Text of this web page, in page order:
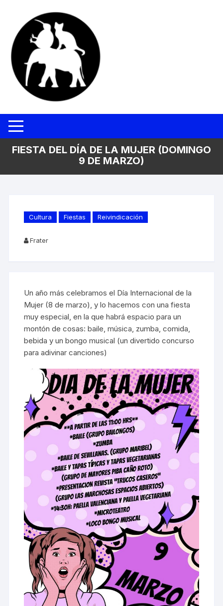
contenido
FIESTA DEL DÍA DE LA MUJER (DOMINGO
9 DE MARZO)
Cultura Fiestas Reivindicación
Frater
Un año más celebramos el Día Internacional de la
Mujer (8 de marzo), y lo hacemos con una fiesta
muy especial, en la que habrá espacio para un
montón de cosas: baile, música, zumba, comida,
bebida y un bongo musical (un divertido concurso
para adivinar canciones)